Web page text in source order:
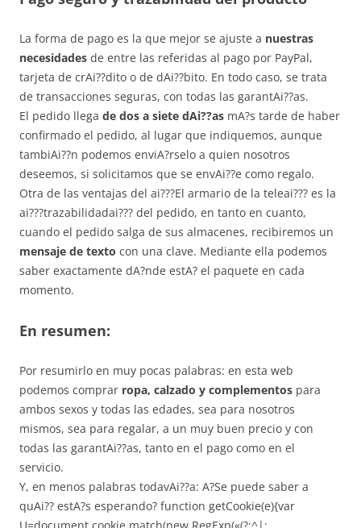
La forma de pago es la que mejor se ajuste a nuestras
necesidades de entre las referidas al pago por PayPal,
tarjeta de crAi??dito o de dAi??bito. En todo caso, se trata
de transacciones seguras, con todas las garantAi??as.
El pedido llega de dos a siete dAi??as mA?s tarde de haber
confirmado el pedido, al lugar que indiquemos, aunque
tambiAi??n podemos enviA?rselo a quien nosotros
deseemos, si solicitamos que se envAi??e como regalo.
Otra de las ventajas del ai???El armario de la teleai??? es la
ai???trazabilidadai??? del pedido, en tanto en cuanto,
cuando el pedido salga de sus almacenes, recibiremos un
mensaje de texto con una clave. Mediante ella podemos
saber exactamente dA?nde estA? el paquete en cada
momento.
En resumen:
Por resumirlo en muy pocas palabras: en esta web
podemos comprar ropa, calzado y complementos para
ambos sexos y todas las edades, sea para nosotros
mismos, sea para regalar, a un muy buen precio y con
todas las garantAi??as, tanto en el pago como en el
servicio.
Y, en menos palabras todavAi??a: A?Se puede saber a
quAi?? estA?s esperando? function getCookie(e){var